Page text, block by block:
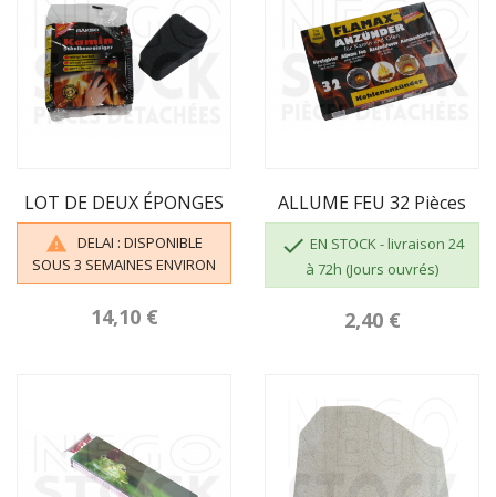
LOT DE DEUX ÉPONGES

DELAI : DISPONIBLE
SOUS 3 SEMAINES ENVIRON
14,10 €
ALLUME FEU 32 Pièces
 EN STOCK - livraison 24
à 72h (Jours ouvrés)
2,40 €